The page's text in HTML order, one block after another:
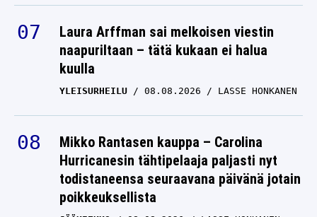
Laura Arffman sai melkoisen viestin
naapuriltaan – tätä kukaan ei halua
kuulla
YLEISURHEILU
Mikko Rantasen kauppa – Carolina
Hurricanesin tähtipelaaja paljasti nyt
todistaneensa seuraavana päivänä jotain
poikkeuksellista
JÄÄKIEKKO 08.08.2026